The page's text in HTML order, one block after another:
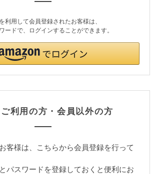
利用して会員登録されたお客様は、
ードで、ログインすることができます。
利用の方・会員以外の方
客様は、こちらから会員登録を行って
パスワードを登録しておくと便利にお